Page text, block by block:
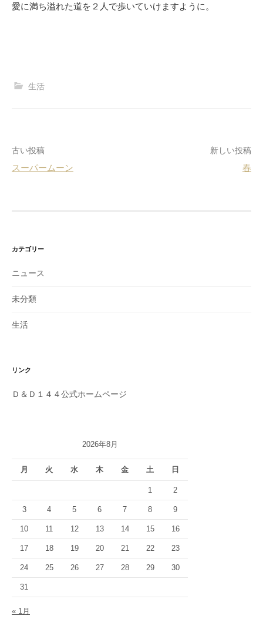
愛に満ち溢れた道を２人で歩いていけますように。
生活
ゲ
ー
ョ
ン
古い投稿
スーパームーン
新しい投稿
春
カテゴリー
ニュース
未分類
生活
リンク
Ｄ＆Ｄ１４４公式ホームページ
2026年8月
月 火 水 木 金 土 日
« 1月
1 2
3 4 5 6 7 8 9
10 11 12 13 14 15 16
17 18 19 20 21 22 23
24 25 26 27 28 29 30
31